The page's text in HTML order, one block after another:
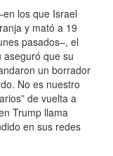
los que Israel
y mató a 19
pasados–, el
que su
un borrador
No es nuestro
de vuelta a
Trump llama
en sus redes